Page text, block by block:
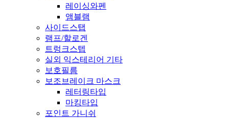
레이싱와펜
앰블램
사이드스탭
램프/할로겐
트렁크스텝
실외 익스테리어 기타
보호필름
보조브레이크 마스크
레터링타입
마킹타입
포인트 가니쉬